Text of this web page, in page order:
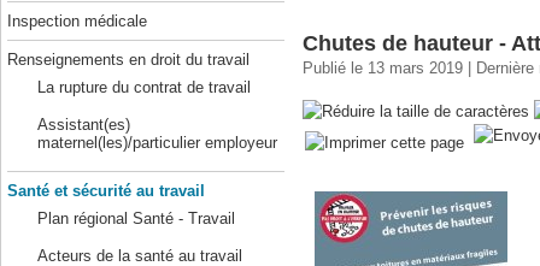
Inspection médicale
Renseignements en droit du travail
La rupture du contrat de travail
Assistant(es)
maternel(les)/particulier employeur
Santé et sécurité au travail
Plan régional Santé - Travail
Acteurs de la santé au travail
Chutes de hauteur -
Publié le 13 mars 2019 |